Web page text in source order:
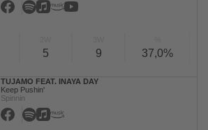
5 9 37,0%
TUJAMO FEAT. INAYA DAY
Keep Pushin'
Spinnin